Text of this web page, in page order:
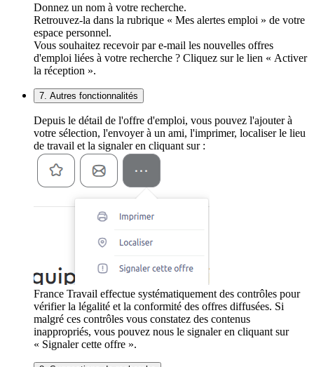
Donnez un nom à votre recherche.
Retrouvez-la dans la rubrique « Mes alertes emploi » de votre
espace personnel.
Vous souhaitez recevoir par e-mail les nouvelles offres
d'emploi liées à votre recherche ? Cliquez sur le lien « Activer
la réception ».
7. Autres fonctionnalités
Depuis le détail de l'offre d'emploi, vous pouvez l'ajouter à
votre sélection, l'envoyer à un ami, l'imprimer, localiser le lieu
de travail et la signaler en cliquant sur :
France Travail effectue systématiquement des contrôles pour
vérifier la légalité et la conformité des offres diffusées. Si
malgré ces contrôles vous constatez des contenus
inappropriés, vous pouvez nous le signaler en cliquant sur
« Signaler cette offre ».